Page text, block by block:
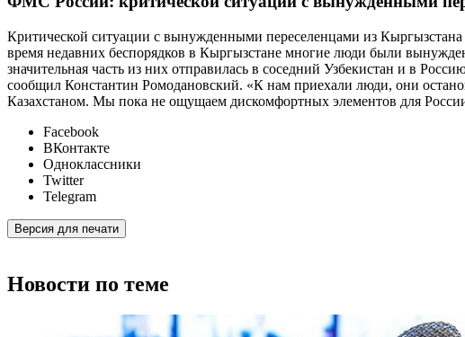
Критической ситуации с вынужденными переселенцами из
время недавних беспорядков в Кыргызстане многие люди были
значительная часть из них отправилась в соседний Узбекистан и в
сообщил Константин Ромодановский. «К нам приехали люди, они
Казахстаном. Мы пока не ощущаем дискомфортных элементов для
Facebook
ВКонтакте
Одноклассники
Twitter
Telegram
Версия для печати
Новости по теме